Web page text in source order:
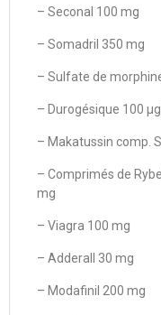
– Seconal 100 mg
– Somadril 350 mg
– Sulfate de
– Durogésique 100
– Makatussin comp.
– Comprimés de
mg
– Viagra 100 mg
– Adderall 30 mg
– Modafinil 200 mg